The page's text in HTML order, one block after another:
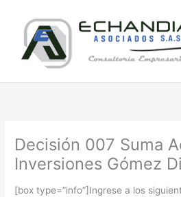
content
Decisión 007 Suma
Inversiones Gómez
[box type=”info”]Ingrese a los